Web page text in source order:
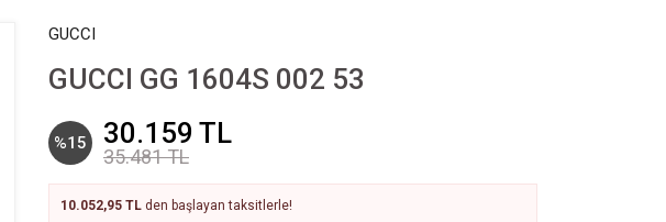
GUCCI
GUCCI GG 1604S 002 53
%15 30.159 TL
35.481 TL
10.052,95 TL den başlayan taksitlerle!